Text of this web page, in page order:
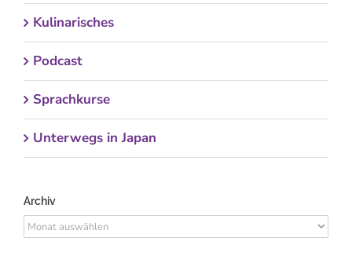
Kulinarisches
Podcast
Sprachkurse
Unterwegs in Japan
Archiv
Archiv